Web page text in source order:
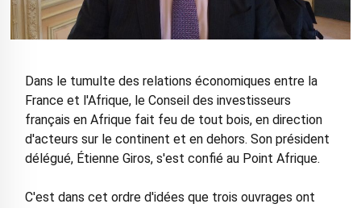
Dans le tumulte des relations économiques entre la
France et l'Afrique, le Conseil des investisseurs
français en Afrique fait feu de tout bois, en direction
d'acteurs sur le continent et en dehors. Son président
délégué, Étienne Giros, s'est confié au Point Afrique.
C'est dans cet ordre d'idées que trois ouvrages ont